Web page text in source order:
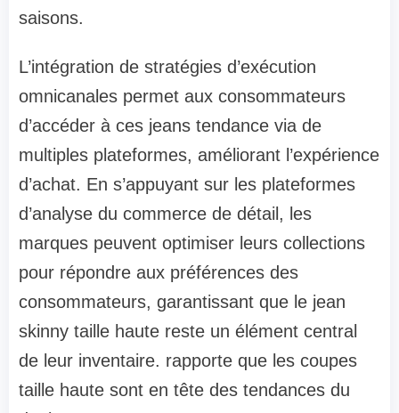
saisons.
L’intégration de stratégies d’exécution
omnicanales permet aux consommateurs
d’accéder à ces jeans tendance via de
multiples plateformes, améliorant l’expérience
d’achat. En s’appuyant sur les plateformes
d’analyse du commerce de détail, les
marques peuvent optimiser leurs collections
pour répondre aux préférences des
consommateurs, garantissant que le jean
skinny taille haute reste un élément central
de leur inventaire. rapporte que les coupes
taille haute sont en tête des tendances du